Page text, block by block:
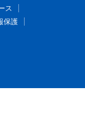
ス
保護